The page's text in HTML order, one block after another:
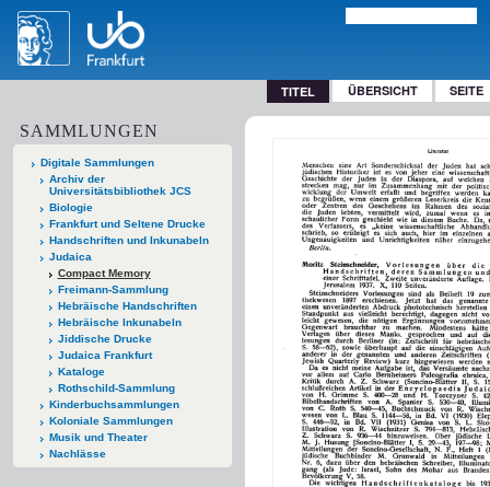
TITEL ÜBERSICHT SEITE
SAMMLUNGEN
Digitale Sammlungen
Archiv der
Universitätsbibliothek JCS
Biologie
Frankfurt und Seltene Drucke
Handschriften und Inkunabeln
Judaica
Compact Memory
Freimann-Sammlung
Hebräische Handschriften
Hebräische Inkunabeln
Jiddische Drucke
Judaica Frankfurt
Kataloge
Rothschild-Sammlung
Kinderbuchsammlungen
Koloniale Sammlungen
Musik und Theater
Nachlässe